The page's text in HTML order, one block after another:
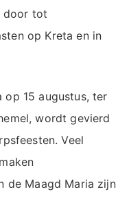
door tot
op Kreta en in
op 15 augustus, ter
wordt gevierd
Veel
de Maagd Maria zijn